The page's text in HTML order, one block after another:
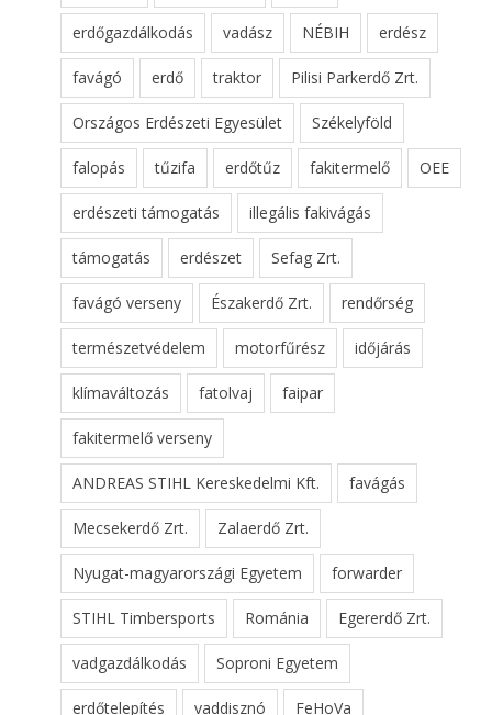
erdőgazdálkodás vadász NÉBIH erdész
favágó erdő traktor Pilisi Parkerdő Zrt.
Országos Erdészeti Egyesület Székelyföld
falopás tűzifa erdőtűz fakitermelő OEE
erdészeti támogatás illegális fakivágás
támogatás erdészet Sefag Zrt.
favágó verseny Északerdő Zrt. rendőrség
természetvédelem motorfűrész időjárás
klímaváltozás fatolvaj faipar
fakitermelő verseny
ANDREAS STIHL Kereskedelmi Kft. favágás
Mecsekerdő Zrt. Zalaerdő Zrt.
Nyugat-magyarországi Egyetem forwarder
STIHL Timbersports Románia Egererdő Zrt.
vadgazdálkodás Soproni Egyetem
erdőtelepítés vaddisznó FeHoVa